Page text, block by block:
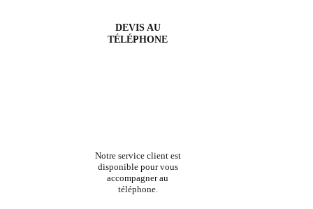
DEVIS AU
TÉLÉPHONE
Notre service client est
disponible pour vous
accompagner au
téléphone.